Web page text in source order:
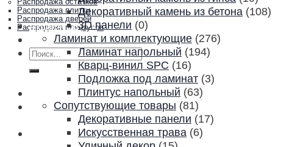
Распродажа плитки
Распродажа дверей
Распродажа плинтусов
Акции и скидки
Контакты
Искать:
Декоративный камень из бетона (108)
3D панели (0)
Ламинат и комплектующие (276)
Ламинат напольный (194)
Кварц-винил SPC (16)
Подложка под ламинат (3)
Плинтус напольный (63)
Сопутствующие товары (81)
Декоративные панели (17)
Искусственная трава (6)